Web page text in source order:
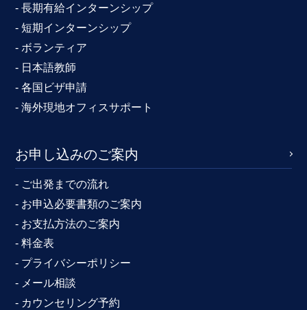
- 長期有給インターンシップ
- 短期インターンシップ
- ボランティア
- 日本語教師
- 各国ビザ申請
- 海外現地オフィスサポート
お申し込みのご案内
- ご出発までの流れ
- お申込必要書類のご案内
- お支払方法のご案内
- 料金表
- プライバシーポリシー
- メール相談
- カウンセリング予約